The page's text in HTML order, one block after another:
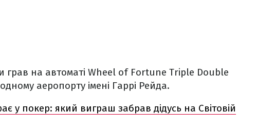
грав на автоматі Wheel of Fortune Triple Double
аеропорту імені Гаррі Рейда.
у покер: який виграш забрав дідусь на Світовій